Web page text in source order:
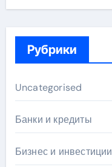
Рубрики
Uncategorised
Банки и кредиты
Бизнес и инвестиции